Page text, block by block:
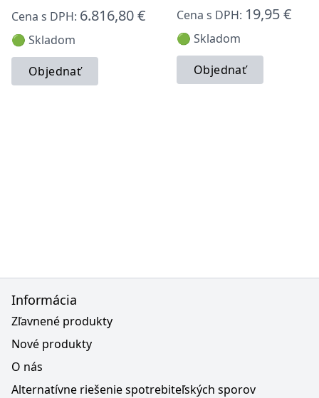
Cena s DPH: 6.816,80 €
🟢 Skladom
Objednať
Cena s DPH: 19,95 €
🟢 Skladom
Objednať
Informácia
Zľavnené produkty
Nové produkty
O nás
Alternatívne riešenie spotrebiteľských sporov